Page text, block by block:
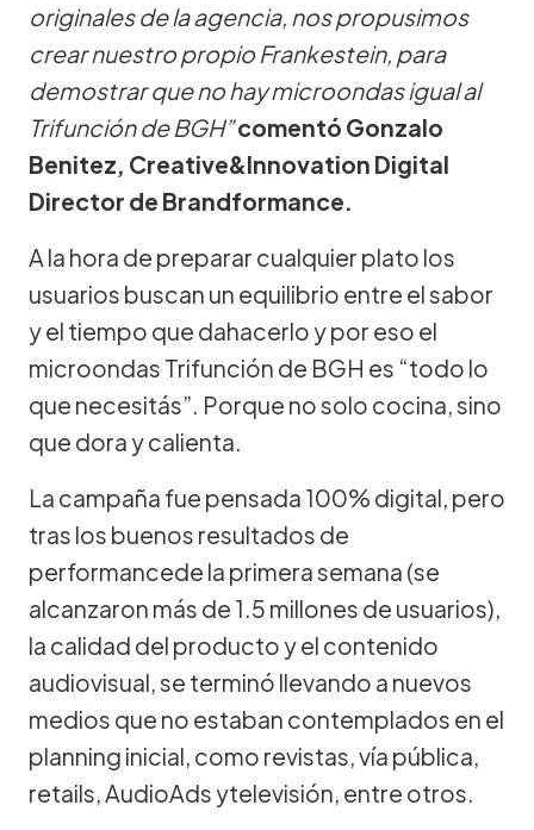
originales de la agencia, nos propusimos
crear nuestro propio Frankestein, para
demostrar que no hay microondas igual al
Trifunción de BGH”comentó Gonzalo
Benitez, Creative&Innovation Digital
Director de Brandformance.
A la hora de preparar cualquier plato los
usuarios buscan un equilibrio entre el sabor
y el tiempo que dahacerlo y por eso el
microondas Trifunción de BGH es “todo lo
que necesitás”. Porque no solo cocina, sino
que dora y calienta.
La campaña fue pensada 100% digital, pero
tras los buenos resultados de
performancede la primera semana (se
alcanzaron más de 1.5 millones de usuarios),
la calidad del producto y el contenido
audiovisual, se terminó llevando a nuevos
medios que no estaban contemplados en el
planning inicial, como revistas, vía pública,
retails, AudioAds ytelevisión, entre otros.